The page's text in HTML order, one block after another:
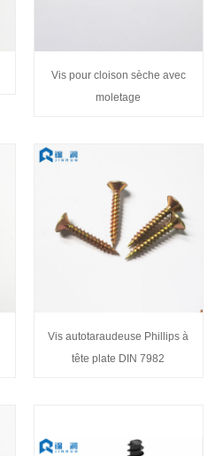
Vis pour cloison sèche avec
moletage
Vis autotaraudeuse Phillips à
tête plate DIN 7982